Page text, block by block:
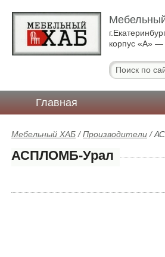
корпус «А» —
Главная
Мебельный ХАБ /Производители /
АСПЛОМБ-Урал